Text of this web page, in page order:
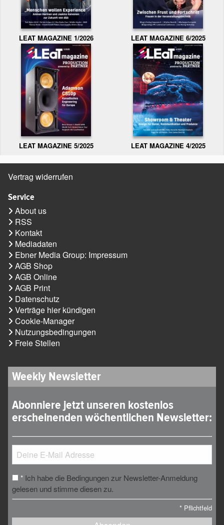
LEAT MAGAZINE 1/2026 LEAT MAGAZINE 6/2025
LEAT MAGAZINE 5/2025 LEAT MAGAZINE 4/2025
Vertrag widerrufen
Service
About us
RSS
Kontakt
Mediadaten
Ebner Media Group: Impressum
AGB Shop
AGB Online
AGB Print
Datenschutz
Verträge hier kündigen
Cookie-Manager
Nutzungsbedingungen
Freie Stellen
Weekly Newsletter
Abonniere jetzt unseren kostenlos
erscheinenden wöchentlichen Newsletter:
* Ich habe die Bedingungen zur Newsletter-Anmeldung
gelesen und stimme diesen zu.
* Pflichtfeld